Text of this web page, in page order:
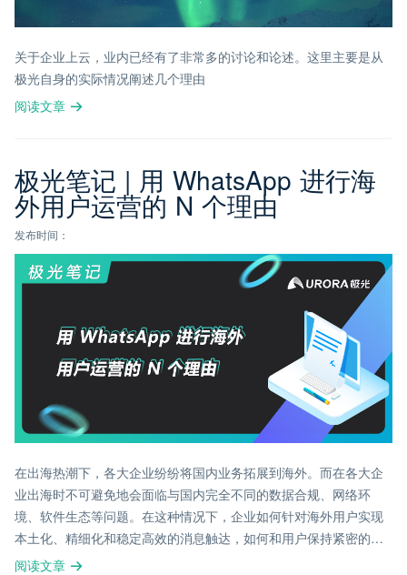
关于企业上云，业内已经有了非常多的讨论和论述。这里主要是从
极光自身的实际情况阐述几个理由
阅读文章
极光笔记 | 用 WhatsApp 进行海
外用户运营的 N 个理由
发布时间：
在出海热潮下，各大企业纷纷将国内业务拓展到海外。而在各大企
业出海时不可避免地会面临与国内完全不同的数据合规、网络环
境、软件生态等问题。在这种情况下，企业如何针对海外用户实现
本土化、精细化和稳定高效的消息触达，如何和用户保持紧密的联
系，从而实现业务持续增长呢？
阅读文章